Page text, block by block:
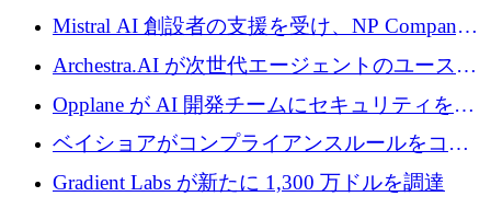
億ドルの評価額で1億5,000万ドルのシリーズD
Mistral AI 創設者の支援を受け、NP Company
がエンジニアリング向け AI を推進するために
600 万ユーロのプレシードを確保
Archestra.AI が次世代エージェントのユースケ
ースを実現するために 1,000 万ドルを調達
Opplane が AI 開発チームにセキュリティをも
たらすために 450 万ユーロを調達
ベイショアがコンプライアンスルールをコー
ド化するために800万ドルを調達
Gradient Labs が新たに 1,300 万ドルを調達